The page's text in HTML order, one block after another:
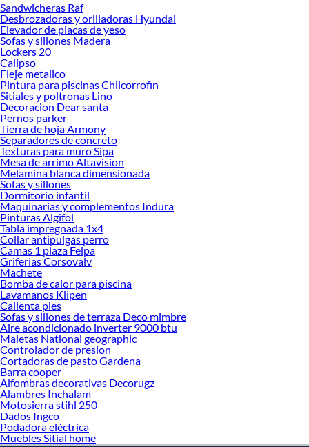
Desde remodelaciones hasta proyectos de decoración, estamos aquí para hacer
tus ideas realidad. ¡Visítanos y encuentra todo lo que tenemos para ofrecerte en
Aislantes Térmicos y acústicos!
Explora la variedad de productos de Aislantes Térmicos y acústicos en
Sodimac
Herramientas, materiales y accesorios de calidad para tus proyectos y
renovación de espacios. ¡Visítanos y descubre todo lo que tenemos para
ofrecerte!
Encuentra una amplia variedad de productos de Aislantes Térmicos y acústicos
en Sodimac. Encuentra todo lo necesario para tus proyectos de renovación y
decoración. ¡Visítanos y haz tus ideas realidad!
Sandwicheras Raf
Desbrozadoras y orilladoras Hyundai
Elevador de placas de yeso
Sofas y sillones Madera
Lockers 20
Calipso
Fleje metalico
Pintura para piscinas Chilcorrofin
Sitiales y poltronas Lino
Decoracion Dear santa
Pernos parker
Tierra de hoja Armony
Separadores de concreto
Texturas para muro Sipa
Mesa de arrimo Altavision
Melamina blanca dimensionada
Sofas y sillones
Dormitorio infantil
Maquinarias y complementos Indura
Pinturas Algifol
Tabla impregnada 1x4
Collar antipulgas perro
Camas 1 plaza Felpa
Griferias Corsovalv
Machete
Bomba de calor para piscina
Lavamanos Klipen
Calienta pies
Sofas y sillones de terraza Deco mimbre
Aire acondicionado inverter 9000 btu
Maletas National geographic
Controlador de presion
Cortadoras de pasto Gardena
Barra cooper
Alfombras decorativas Decorugz
Alambres Inchalam
Motosierra stihl 250
Dados Ingco
Podadora eléctrica
Muebles Sitial home